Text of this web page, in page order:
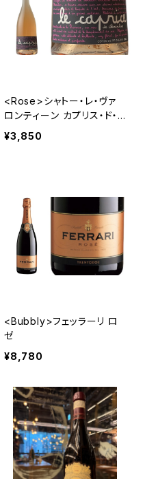
<Rose>シャトー・レ・ヴァ
ロンティーン カプリス・ド・
クレモンティーヌ・ロゼ
¥3,850
<Bubbly>フェッラーリ ロ
ゼ
¥8,780